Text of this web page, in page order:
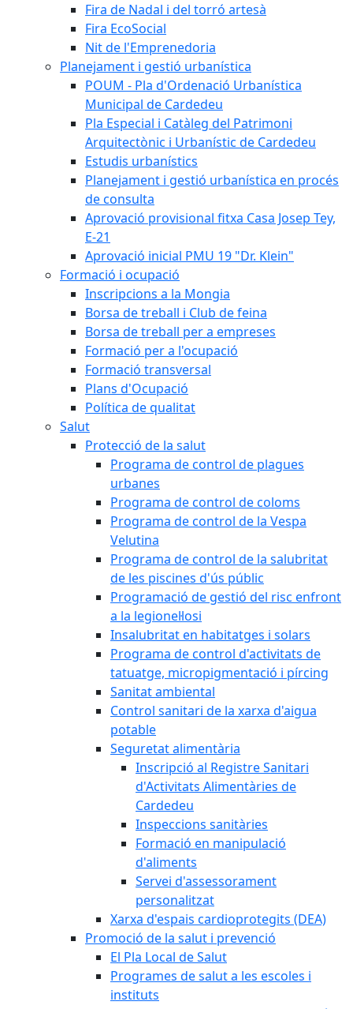
Fira de Nadal i del torró artesà
Fira EcoSocial
Nit de l'Emprenedoria
Planejament i gestió urbanística
POUM - Pla d'Ordenació Urbanística
Municipal de Cardedeu
Pla Especial i Catàleg del Patrimoni
Arquitectònic i Urbanístic de Cardedeu
Estudis urbanístics
Planejament i gestió urbanística en procés
de consulta
Aprovació provisional fitxa Casa Josep Tey,
E-21
Aprovació inicial PMU 19 "Dr. Klein"
Formació i ocupació
Inscripcions a la Mongia
Borsa de treball i Club de feina
Borsa de treball per a empreses
Formació per a l'ocupació
Formació transversal
Plans d'Ocupació
Política de qualitat
Salut
Protecció de la salut
Programa de control de plagues
urbanes
Programa de control de coloms
Programa de control de la Vespa
Velutina
Programa de control de la salubritat
de les piscines d'ús públic
Programació de gestió del risc enfront
a la legionel·losi
Insalubritat en habitatges i solars
Programa de control d'activitats de
tatuatge, micropigmentació i pírcing
Sanitat ambiental
Control sanitari de la xarxa d'aigua
potable
Seguretat alimentària
Inscripció al Registre Sanitari
d'Activitats Alimentàries de
Cardedeu
Inspeccions sanitàries
Formació en manipulació
d'aliments
Servei d'assessorament
personalitzat
Xarxa d'espais cardioprotegits (DEA)
Promoció de la salut i prevenció
El Pla Local de Salut
Programes de salut a les escoles i
instituts